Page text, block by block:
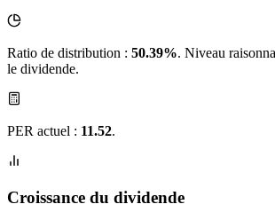
Ratio de distribution : 50.39%. Niveau
le dividende.
PER actuel : 11.52.
Croissance du dividende